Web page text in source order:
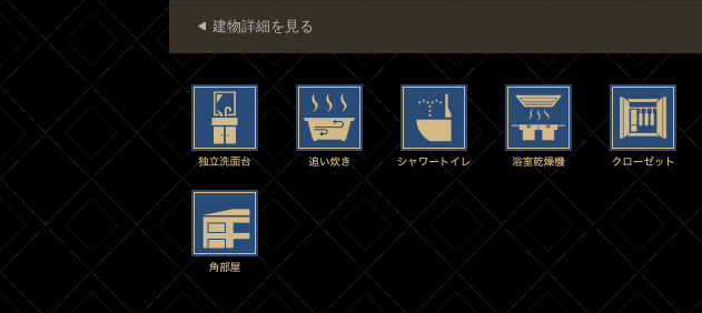
建物詳細を見る